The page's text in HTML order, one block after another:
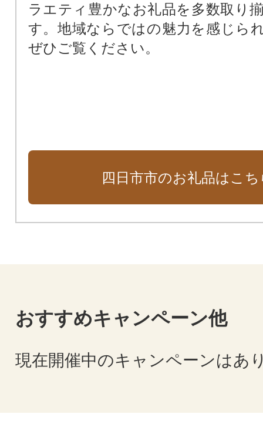
ラエティ豊かなお礼品を多数取り
す。地域ならではの魅力を感じら
ぜひご覧ください。
四日市市のお礼品はこち
おすすめキャンペーン他
現在開催中のキャンペーンはあ